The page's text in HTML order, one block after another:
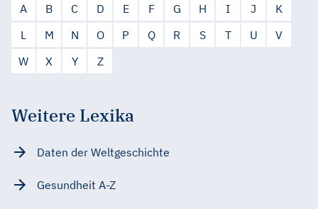
A B C D E F G H I J
K
L
M N O P Q R S T U
V
W
X Y Z
Weitere Lexika
Daten der Weltgeschichte
Gesundheit A-Z